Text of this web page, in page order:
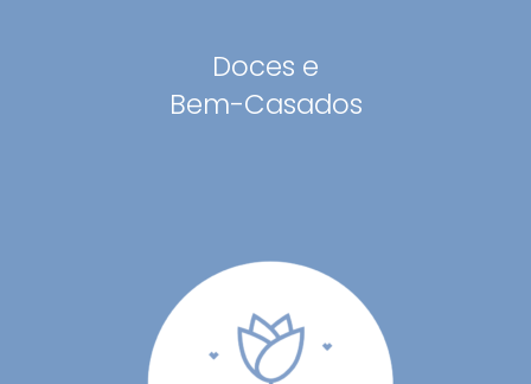
Doces e
Bem-Casados